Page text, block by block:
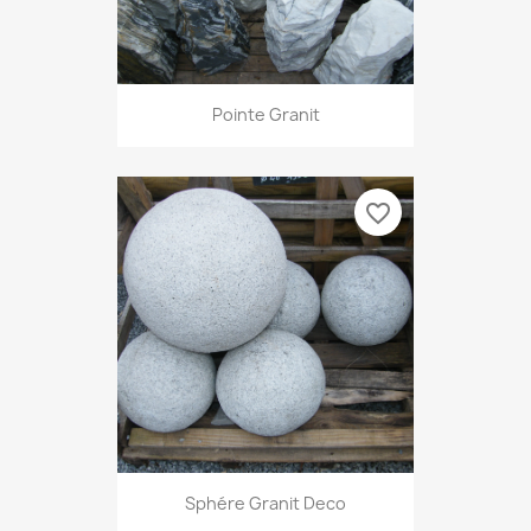
Pointe Granit
Sphére Granit Deco
favorite_border